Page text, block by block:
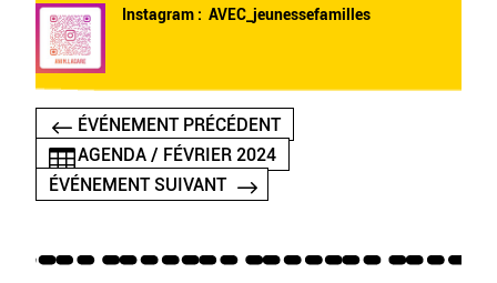
Instagram : AVEC_jeunessefamilles
ÉVÉNEMENT PRÉCÉDENT
AGENDA / FÉVRIER 2024
ÉVÉNEMENT SUIVANT